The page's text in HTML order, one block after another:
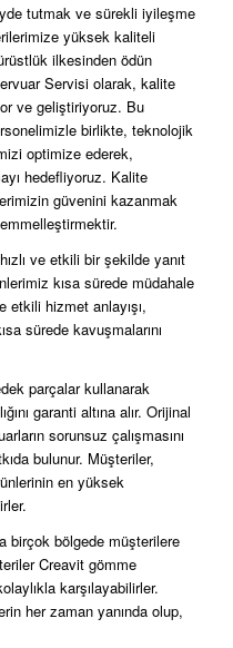
tutmak ve sürekli iyileşme
yüksek kaliteli
ilkesinden ödün
Servisi olarak, kalite
ve geliştiriyoruz. Bu
birlikte, teknolojik
optimize ederek,
hedefliyoruz. Kalite
güvenini kazanmak
ve etkili bir şekilde yanıt
kısa sürede müdahale
etkili hizmet anlayışı,
sürede kavuşmalarını
parçalar kullanarak
garanti altına alır. Orijinal
sorunsuz çalışmasını
bulunur. Müşteriler,
en yüksek
birçok bölgede müşterilere
Creavit gömme
karşılayabilirler.
her zaman yanında olup,